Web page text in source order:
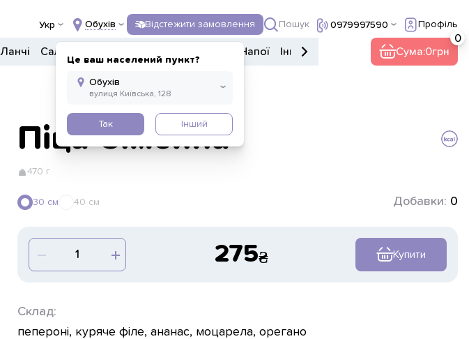
Укр Обухів
Це ваш населений пункт?
Так Інший
Відстежити замовлення Пошук 0979997590 Профіль
Ланчі Салати Напої Інше Сума:0
Піца Сімейна
470 г
30 см 40 см Добавки: 0
275 Купити
Склад:
пепероні, куряче філе, ананас, моцарела, орегано